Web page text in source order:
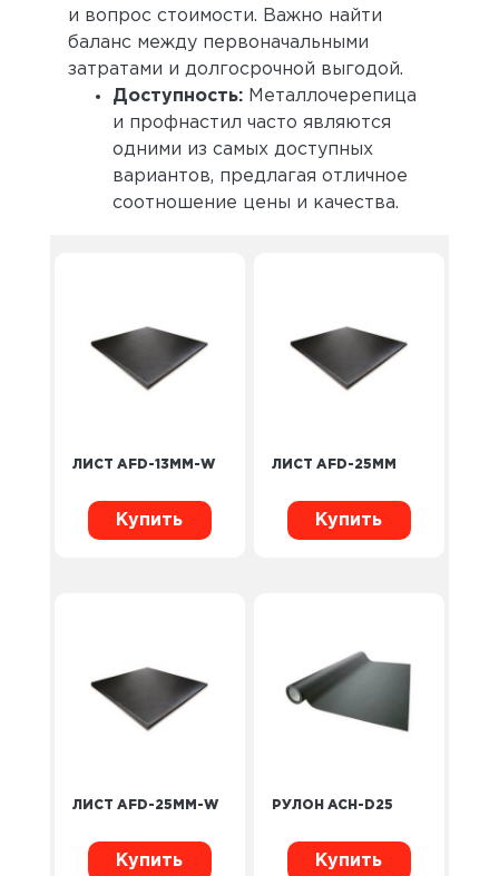
и вопрос стоимости. Важно найти
баланс между первоначальными
затратами и долгосрочной выгодой.
Доступность: Металлочерепица
и профнастил часто являются
одними из самых доступных
вариантов, предлагая отличное
соотношение цены и качества.
ЛИСТ AFD-13MM-W
Купить
ЛИСТ AFD-25MM
Купить
ЛИСТ AFD-25MM-W
Купить
РУЛОН ACH-D25
Купить